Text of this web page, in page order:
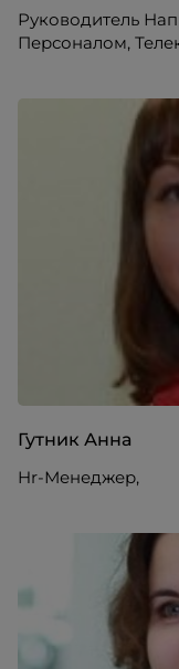
Руководитель
Персоналом,
Гутник Анна
Hr-Менеджер,